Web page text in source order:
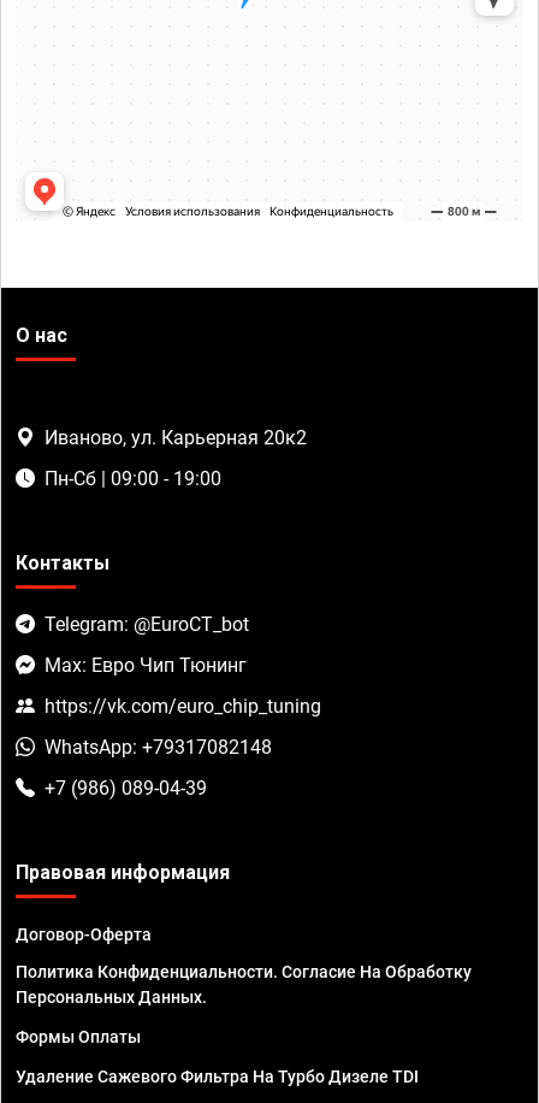
О нас
Иваново, ул. Карьерная 20к2
Пн-Сб | 09:00 - 19:00
Контакты
Telegram: @EuroCT_bot
Max: Евро Чип Тюнинг
https://vk.com/euro_chip_tuning
WhatsApp: +79317082148
+7 (986) 089-04-39
Правовая информация
Договор-Оферта
Политика Конфиденциальности. Согласие На Обработку
Персональных Данных.
Формы Оплаты
Удаление Сажевого Фильтра На Турбо Дизеле TDI